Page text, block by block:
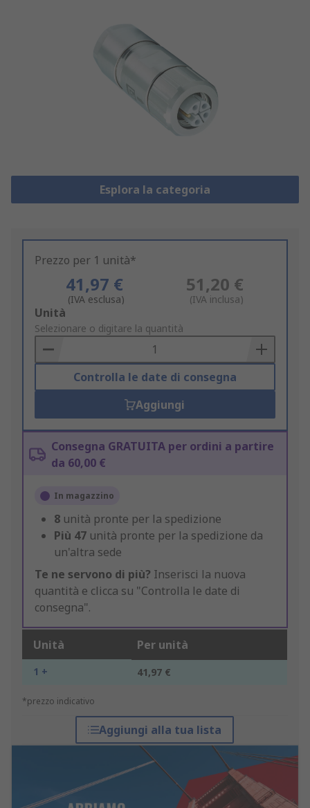
Esplora la categoria
Prezzo per 1 unità*
41,97 €
(IVA esclusa)
51,20 €
(IVA inclusa)
Add
to
Basket
Unità
Selezionare o digitare la quantità
Controlla le date di consegna
Aggiungi
Consegna GRATUITA per ordini a partire
da 60,00 €
In magazzino
8 unità pronte per la spedizione
Più 47 unità pronte per la spedizione da
un'altra sede
Te ne servono di più? Inserisci la nuova
quantità e clicca su "Controlla le date di
consegna".
Unità Per unità
1 + 41,97 €
*prezzo indicativo
Aggiungi alla tua lista